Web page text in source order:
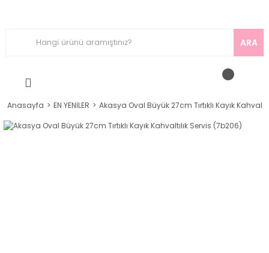
ARA
Anasayfa EN YENİLER Akasya Oval Büyük 27cm Tırtıklı Kayık